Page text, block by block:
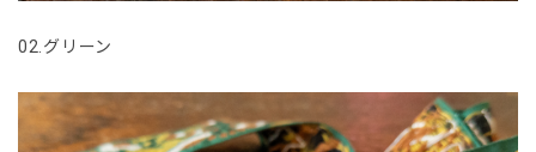
02.グリーン